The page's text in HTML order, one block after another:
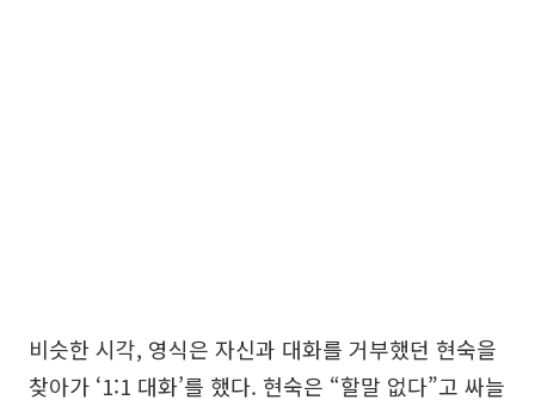
비슷한 시각, 영식은 자신과 대화를 거부했던 현숙을
찾아가 ‘1:1 대화’를 했다. 현숙은 “할말 없다”고 싸늘